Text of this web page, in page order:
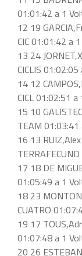
01:01:42 a 1
12 19
CIC 01:01:42 a
13 24
CICLIS
14 12
CICL 01:02:51
15 10
TEAM
16 13
17 18 DE
01:05:49 a 1
18 23
CUATRO
19 17
01:07:48 a 1
20 26